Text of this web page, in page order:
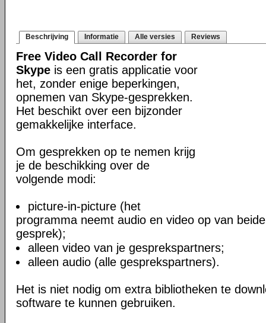
Beschrijving Informatie Alle versies Reviews
Free Video Call Recorder for
Skype is een gratis applicatie voor
het, zonder enige beperkingen,
opnemen van Skype-gesprekken.
Het beschikt over een bijzonder
gemakkelijke interface.
Om gesprekken op te nemen krijg
je de beschikking over de
volgende modi:
picture-in-picture (het
programma neemt audio en video op van
gesprek);
alleen video van je gesprekspartners;
alleen audio (alle gesprekspartners).
Het is niet nodig om extra bibliotheken te
software te kunnen gebruiken.